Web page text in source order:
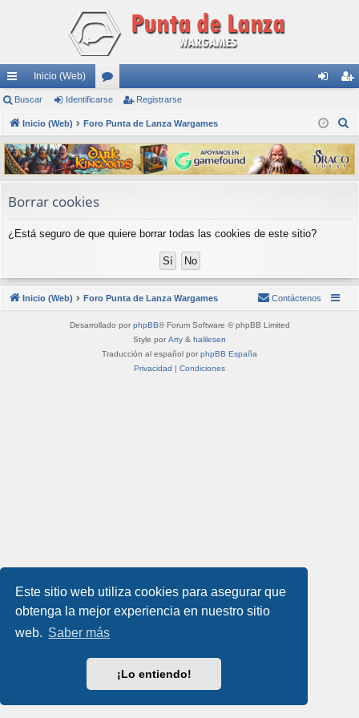
Este sitio web utiliza cookies para asegurar que
obtenga la mejor experiencia en nuestro sitio
web. Saber más
¡Lo entiendo!
nl
ac
es
rá
pi
Inicio (Web)
or
os nti
fic
ar
ist
ra
rs
Buscar Identificarse Registrarse
Inicio (Web) Foro Punta de Lanza Wargames
s
c
Borrar cookies
¿Está seguro de que quiere borrar todas las cookies de este sitio?
Inicio (Web) Foro Punta de Lanza Wargames Contáctenos
Desarrollado por phpBB® Forum Software © phpBB Limited
Style por Arty & halilesen
Traducción al español por phpBB España
Privacidad | Condiciones